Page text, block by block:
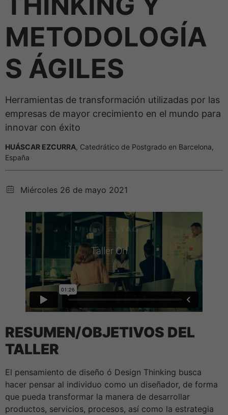
METODOLOGÍA
S ÁGILES
Herramientas de transformación utilizadas por las
empresas de mayor crecimiento en el mundo para
innovar con éxito
HUÁSCAR EZCURRA, Catedrático de Postgrado en Barcelona,
España
Miércoles 26 de mayo 2021
RESUMEN/OBJETIVOS DEL
TALLER
El pensamiento de diseño ó Design Thinking busca
hacer pensar al individuo como un diseñador, de forma
que pueda transformar la manera de desarrollar
productos, servicios, procesos, así como la estrategia